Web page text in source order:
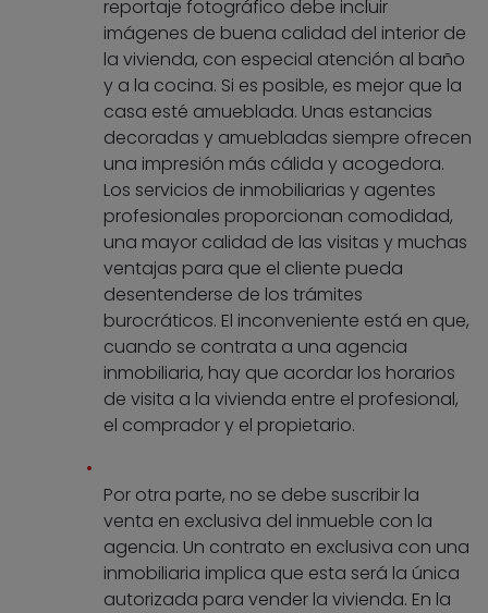
reportaje fotográfico debe incluir
imágenes de buena calidad del interior de
la vivienda, con especial atención al baño
y a la cocina. Si es posible, es mejor que la
casa esté amueblada. Unas estancias
decoradas y amuebladas siempre ofrecen
una impresión más cálida y acogedora.
Los servicios de inmobiliarias y agentes
profesionales proporcionan comodidad,
una mayor calidad de las visitas y muchas
ventajas para que el cliente pueda
desentenderse de los trámites
burocráticos. El inconveniente está en que,
cuando se contrata a una agencia
inmobiliaria, hay que acordar los horarios
de visita a la vivienda entre el profesional,
el comprador y el propietario.
Por otra parte, no se debe suscribir la
venta en exclusiva del inmueble con la
agencia. Un contrato en exclusiva con una
inmobiliaria implica que esta será la única
autorizada para vender la vivienda. En la